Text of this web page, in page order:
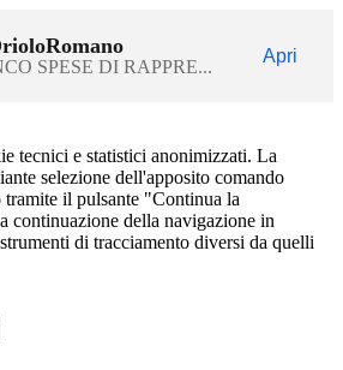
SPESE DI RAPPRE...
Apri
tecnici e statistici anonimizzati. La
selezione dell'apposito comando
il pulsante "Continua la
continuazione della navigazione in
di tracciamento diversi da quelli